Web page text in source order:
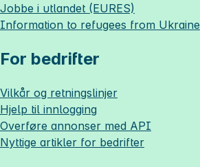
Jobbe i utlandet (EURES)
Information to refugees from Ukraine
For bedrifter
Vilkår og retningslinjer
Hjelp til innlogging
Overføre annonser med API
Nyttige artikler for bedrifter